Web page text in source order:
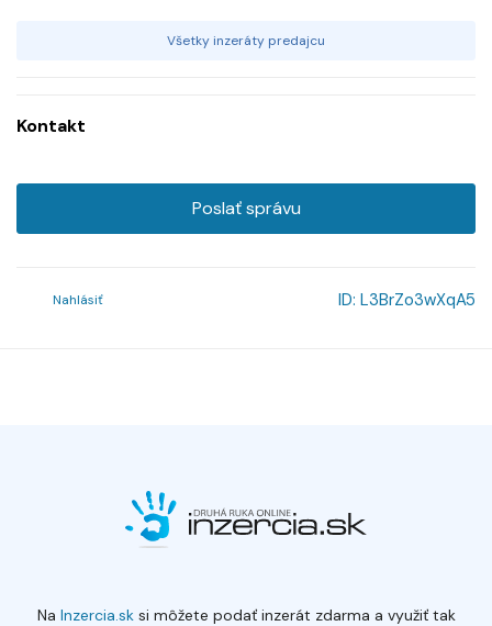
Všetky inzeráty predajcu
Kontakt
Poslať správu
Nahlásiť ID: L3BrZo3wXqA5
Na Inzercia.sksi môžete podať inzerát zdarma a využiť tak